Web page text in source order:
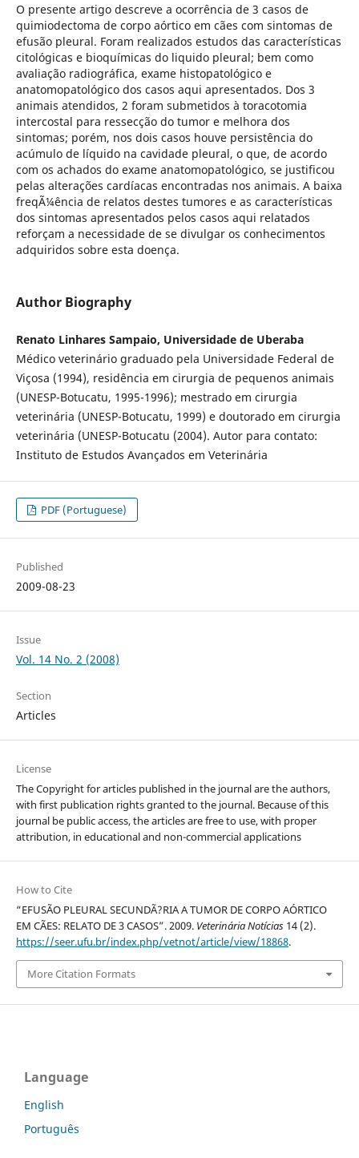
O presente artigo descreve a ocorrência de 3 casos de
quimiodectoma de corpo aórtico em cães com sintomas de
efusão pleural. Foram realizados estudos das características
citológicas e bioquímicas do liquido pleural; bem como
avaliação radiográfica, exame histopatológico e
anatomopatológico dos casos aqui apresentados. Dos 3
animais atendidos, 2 foram submetidos à toracotomia
intercostal para ressecção do tumor e melhora dos
sintomas; porém, nos dois casos houve persistência do
acúmulo de líquido na cavidade pleural, o que, de acordo
com os achados do exame anatomopatológico, se justificou
pelas alterações cardíacas encontradas nos animais. A baixa
freqÃ¼ência de relatos destes tumores e as características
dos sintomas apresentados pelos casos aqui relatados
reforçam a necessidade de se divulgar os conhecimentos
adquiridos sobre esta doença.
Author Biography
Renato Linhares Sampaio, Universidade de Uberaba
Médico veterinário graduado pela Universidade Federal de
Viçosa (1994), residência em cirurgia de pequenos animais
(UNESP-Botucatu, 1995-1996); mestrado em cirurgia
veterinária (UNESP-Botucatu, 1999) e doutorado em cirurgia
veterinária (UNESP-Botucatu (2004). Autor para contato:
Instituto de Estudos Avançados em Veterinária
PDF (Portuguese)
Published
2009-08-23
Issue
Vol. 14 No. 2 (2008)
Section
Articles
License
The Copyright for articles published in the journal are the authors,
with first publication rights granted to the journal. Because of this
journal be public access, the articles are free to use, with proper
attribution, in educational and non-commercial applications
How to Cite
“EFUSÃO PLEURAL SECUNDÃ?RIA A TUMOR DE CORPO AÓRTICO
EM CÃES: RELATO DE 3 CASOS”. 2009. Veterinária Notícias14 (2).
https://seer.ufu.br/index.php/vetnot/article/view/18868.
More Citation Formats
Language
English
Português